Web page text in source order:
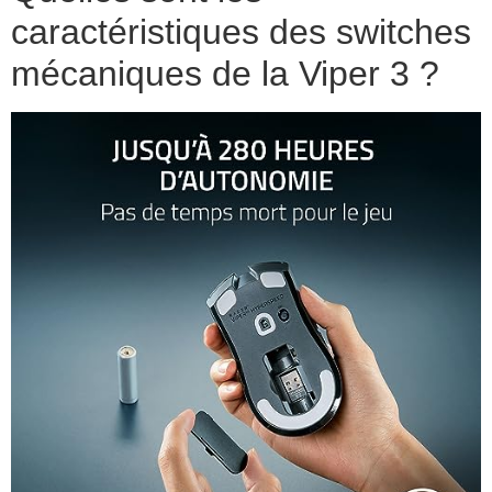
caractéristiques des switches
mécaniques de la Viper 3 ?